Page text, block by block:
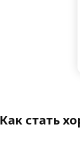
Как стать